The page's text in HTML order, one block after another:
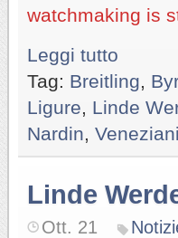
watchmaking is
Leggi tutto
Tag: Breitling
Ligure
Linde
Nardin
Linde
Ott. 21